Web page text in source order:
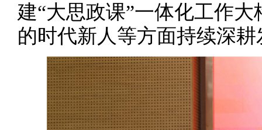
建“大思政课”一体化工作
的时代新人等方面持续深耕